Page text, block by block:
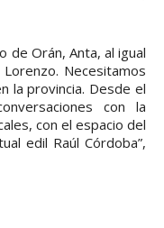
de Orán, Anta, al igual
Necesitamos
la provincia. Desde el
con la
con el espacio del
edil Raúl Córdoba”,